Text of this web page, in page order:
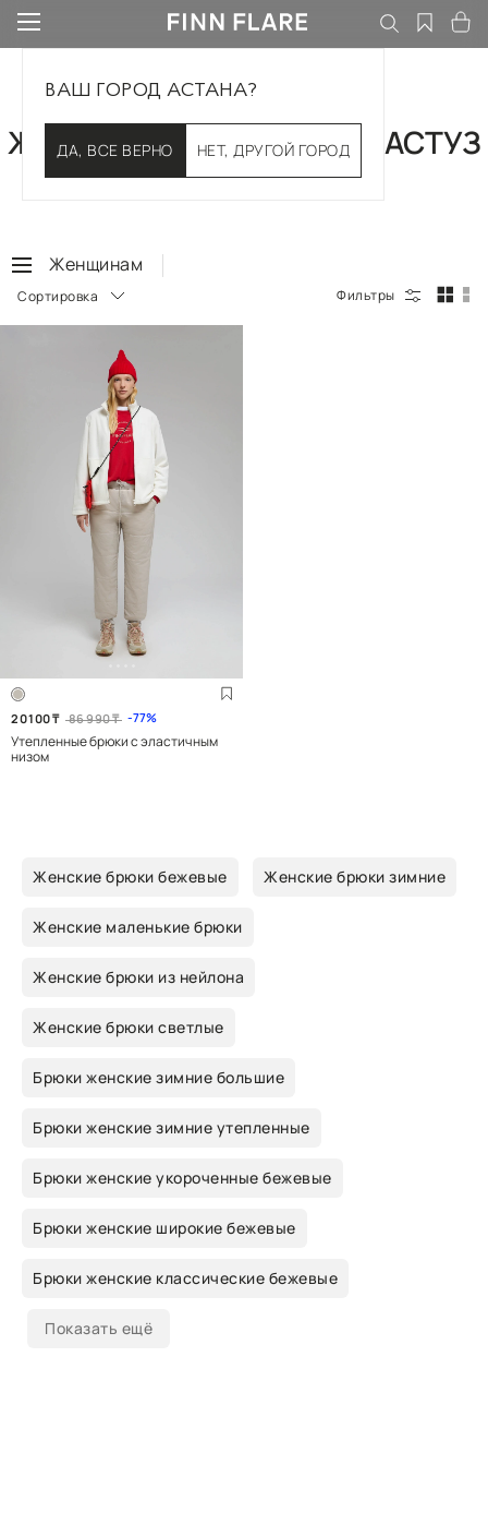
ВАШ ГОРОД АСТАНА?
ДА, ВСЕ ВЕРНО НЕТ, ДРУГОЙ ГОРОД
ЖЕНСКИЕ БРЮКИ В ЭКИБАСТУЗ
Женщинам
Сортировка
Утепленные брюки с эластичным
низом
86 990₸
20 100₸ 77
Женские брюки бежевые Женские брюки зимние
Женские маленькие брюки
Женские брюки из нейлона
Женские брюки светлые
Брюки женские зимние большие
Брюки женские зимние утепленные
Брюки женские укороченные бежевые
Брюки женские широкие бежевые
Брюки женские классические бежевые
Показать ещё